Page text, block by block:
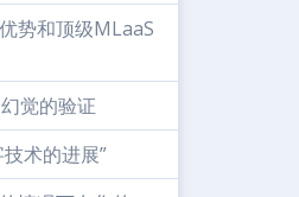
势和顶级MLaaS
觉的验证
术的进展”